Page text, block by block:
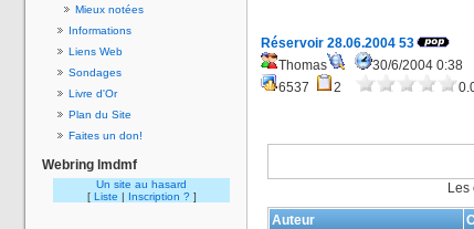
Mieux notées
Informations
Liens Web
Sondages
Livre d'Or
Plan du Site
Faites un don!
Webring lmdmf
Un site au hasard
[ Liste | Inscription ? ]
Réservoir 28.06.2004 53
Thomas
30/6/2004 0:38
6537
2
Les
Auteur